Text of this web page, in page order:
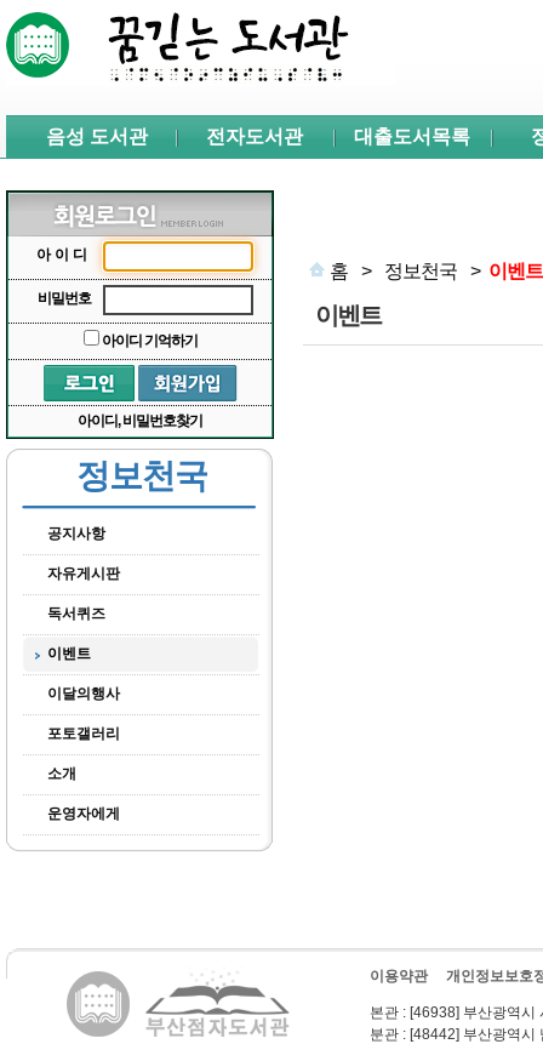
주메뉴 바로가기
서브메뉴 바로가기
음성 도서관 전자도서관 대출도서목록
아이디
비밀번호
아이디 기억하기
아이디, 비밀번호찾기
정보천국
공지사항
자유게시판
독서퀴즈
이벤트
이달의행사
포토갤러리
소개
운영자에게
홈 > 정보천국 > 이벤트
이벤트
이용약관 개인정보보호
본관 : [46938] 부산광역시
분관 : [48442] 부산광역시